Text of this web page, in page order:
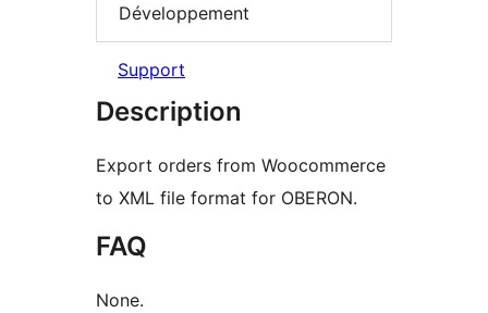
Développement
Support
Description
Export orders from Woocommerce
to XML file format for OBERON.
FAQ
None.